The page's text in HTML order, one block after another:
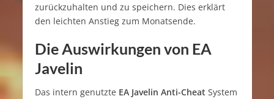
zurückzuhalten und zu speichern. Dies erklärt
den leichten Anstieg zum Monatsende.
Die Auswirkungen von EA
Javelin
Das intern genutzte EA Javelin Anti-Cheat System